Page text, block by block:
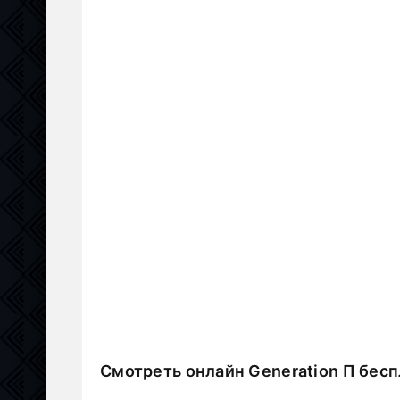
Смотреть онлайн Generation П